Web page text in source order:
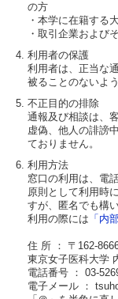
の方
・本学に在籍する
・取引企業および
利用者の保護
利用者は、正当な
被ることのないよ
不正目的の排除
通報及び相談は、
虚偽、他人の誹謗
ておりません。
利用方法
窓口の利用は、電
原則として利用時
すが、匿名でも構
利用の際には 「内
住 所 ： 〒162-
東京女子医科大学
電話番号 ： 03-
電子メール ：